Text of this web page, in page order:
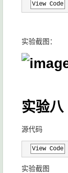
View Code
实验截图：
实验八
源代码
View Code
实验截图